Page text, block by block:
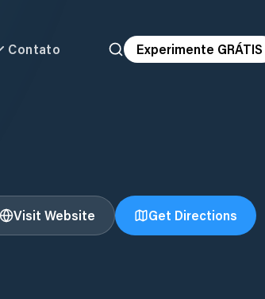
Contato Experimente GRÁTIS
Visit Website Get Directions